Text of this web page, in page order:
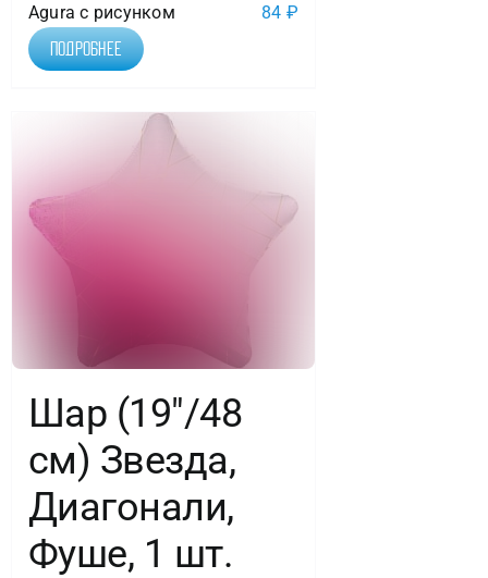
Agura с рисунком 84 ₽
Подробнее
Шар (19″/48
см) Звезда,
Диагонали,
Фуше, 1 шт.